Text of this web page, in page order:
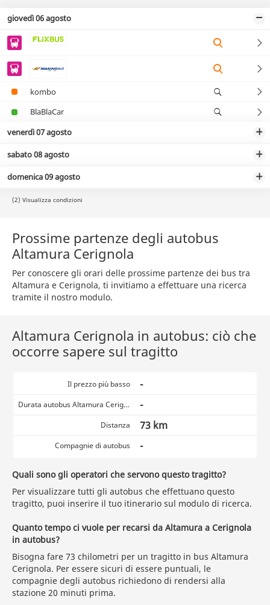
giovedì 06 agosto
kombo
BlaBlaCar
venerdì 07 agosto
sabato 08 agosto
domenica 09 agosto
(2) Visualizza condizioni
Prossime partenze degli autobus
Altamura Cerignola
Per conoscere gli orari delle prossime partenze dei bus tra
Altamura e Cerignola, ti invitiamo a effettuare una ricerca
tramite il nostro modulo.
Altamura Cerignola in autobus: ciò che
occorre sapere sul tragitto
Il prezzo più basso -
Durata autobus Altamura Cerignola -
Distanza 73 km
Compagnie di autobus -
Quali sono gli operatori che servono questo tragitto?
Per visualizzare tutti gli autobus che effettuano questo
tragitto, puoi inserire il tuo itinerario sul modulo di ricerca.
Quanto tempo ci vuole per recarsi da Altamura a Cerignola
in autobus?
Bisogna fare 73 chilometri per un tragitto in bus Altamura
Cerignola. Per essere sicuri di essere puntuali, le
compagnie degli autobus richiedono di rendersi alla
stazione 20 minuti prima.